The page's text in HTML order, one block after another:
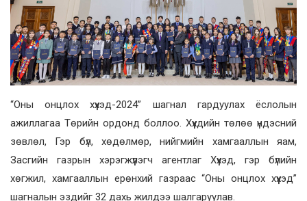
“Оны онцлох хүүхэд-2024” шагнал гардуулах ёслолын
ажиллагаа Төрийн ордонд боллоо. Хүүхдийн төлөө үндэсний
зөвлөл, Гэр бүл, хөдөлмөр, нийгмийн хамгааллын яам,
Засгийн газрын хэрэгжүүлэгч агентлаг Хүүхэд, гэр бүлийн
хөгжил, хамгааллын ерөнхий газраас “Оны онцлох хүүхэд”
шагналын эздийг 32 дахь жилдээ шалгаруулав.